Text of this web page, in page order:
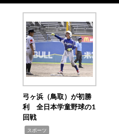
弓ヶ浜（鳥取）が初勝
利 全日本学童野球の1
回戦
スポーツ